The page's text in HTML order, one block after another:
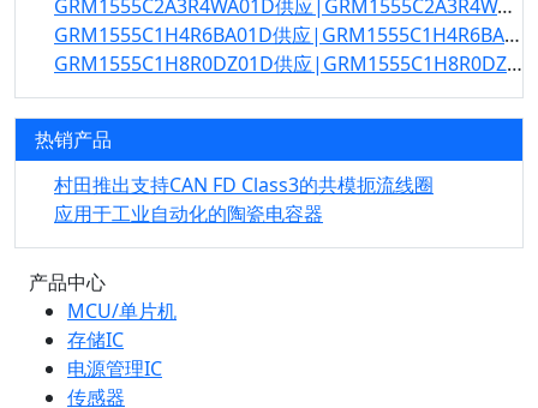
GRM1555C2A3R4WA01D供应|GRM1555C2A3R4WA01D规格书
GRM1555C1H4R6BA01D供应|GRM1555C1H4R6BA01D规格书
GRM1555C1H8R0DZ01D供应|GRM1555C1H8R0DZ01D规格书
热销产品
村田推出支持CAN FD Class3的共模扼流线圈
应用于工业自动化的陶瓷电容器
产品中心
MCU/单片机
存储IC
电源管理IC
传感器